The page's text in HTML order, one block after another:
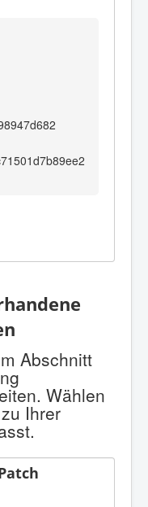
Abschnitt
Wählen
Ihrer